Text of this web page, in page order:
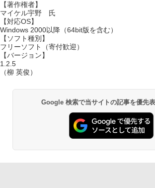
【著作権者】
マイケル宇野 氏
【対応OS】
Windows 2000以降（64bit版を含む）
【ソフト種別】
フリーソフト（寄付歓迎）
【バージョン】
1.2.5
（柳 英俊）
Google 検索で当サイトの記事を優先